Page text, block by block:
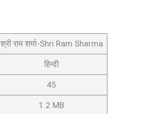
श्री राम शर्मा-Shri Ram Sharma
हिन्दी
45
1.2 MB